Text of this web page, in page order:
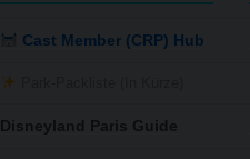
Cast Member (CRP) Hub
Disneyland Paris Guide